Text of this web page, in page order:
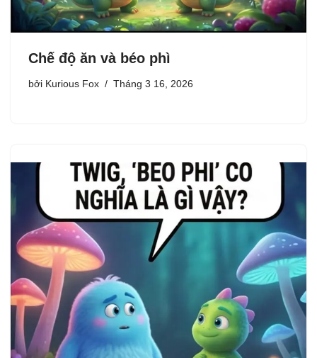
Chế độ ăn và béo phì
bởi Kurious Fox Tháng 3 16, 2026